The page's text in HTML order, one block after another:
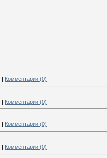
| Комментарии (0)
| Комментарии (0)
Комментарии (0)
| Комментарии (0)